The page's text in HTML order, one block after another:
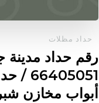
حداد مظلات
رقم حداد مدينة
أبواب مخازن